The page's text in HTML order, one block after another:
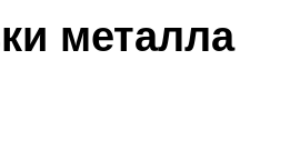
металла